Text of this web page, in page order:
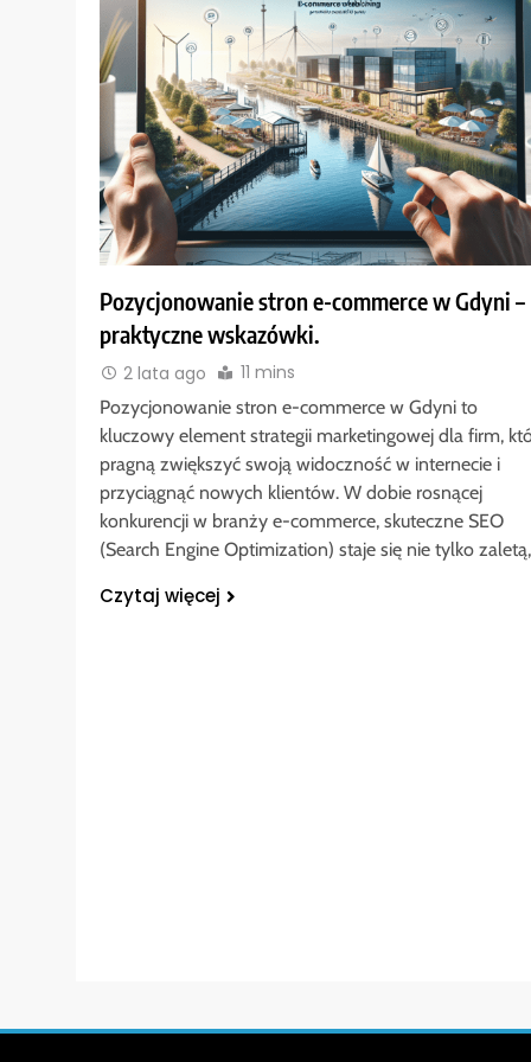
Pozycjonowanie stron e-commerce w Gdyni –
praktyczne wskazówki.
2 lata ago 11 mins
Pozycjonowanie stron e-commerce w Gdyni to
kluczowy element strategii marketingowej dla firm,
pragną zwiększyć swoją widoczność w internecie i
przyciągnąć nowych klientów. W dobie rosnącej
konkurencji w branży e-commerce, skuteczne SEO
(Search Engine Optimization) staje się nie tylko
Czytaj więcej